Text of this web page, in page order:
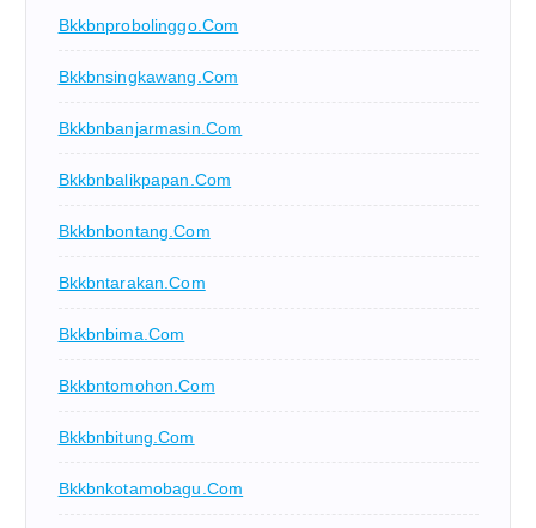
Bkkbnprobolinggo.com
Bkkbnsingkawang.com
Bkkbnbanjarmasin.com
Bkkbnbalikpapan.com
Bkkbnbontang.com
Bkkbntarakan.com
Bkkbnbima.com
Bkkbntomohon.com
Bkkbnbitung.com
Bkkbnkotamobagu.com